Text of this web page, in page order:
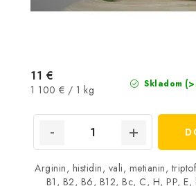
Skladom
11 €
Jednotková
1 100 € / 1 kg
Arginin, histidin, vali, metianin,
B1, B2, B6, B12, Bc, C, H, PP, E,